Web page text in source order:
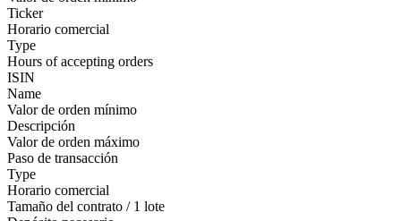
Ticker
Horario comercial
Type
Hours of accepting orders
ISIN
Name
Valor de orden mínimo
Descripción
Valor de orden máximo
Paso de transacción
Type
Horario comercial
Tamaño del contrato / 1 lote